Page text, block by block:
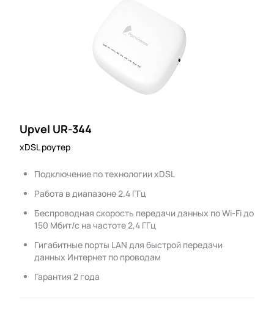
Upvel UR-344
xDSL роутер
Подключение по технологии xDSL
Работа в диапазоне 2.4 ГГц
Беспроводная скорость передачи данных по Wi-Fi до
150 Мбит/с на частоте 2,4 ГГц
Гигабитные порты LAN для быстрой передачи
данных Интернет по проводам
Гарантия 2 года